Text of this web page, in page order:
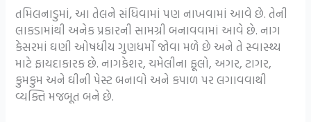
તમિલનાડુમાં, આ તેલને સંધિવામાં પણ નાખવામાં આવે છે. તેની
લાકડામાંથી અનેક પ્રકારની સામગ્રી બનાવવામાં આવે છે. નાગ
કેસરમાં ઘણી ઓષધીય ગુણધર્મો જોવા મળે છે અને તે સ્વાસ્થ્ય
માટે ફાયદાકારક છે. નાગકેશર, ચમેલીના ફૂલો, અગર, ટાગર,
કુમકુમ અને ઘીની પેસ્ટ બનાવો અને કપાળ પર લગાવવાથી
વ્યક્તિ મજબૂત બને છે.